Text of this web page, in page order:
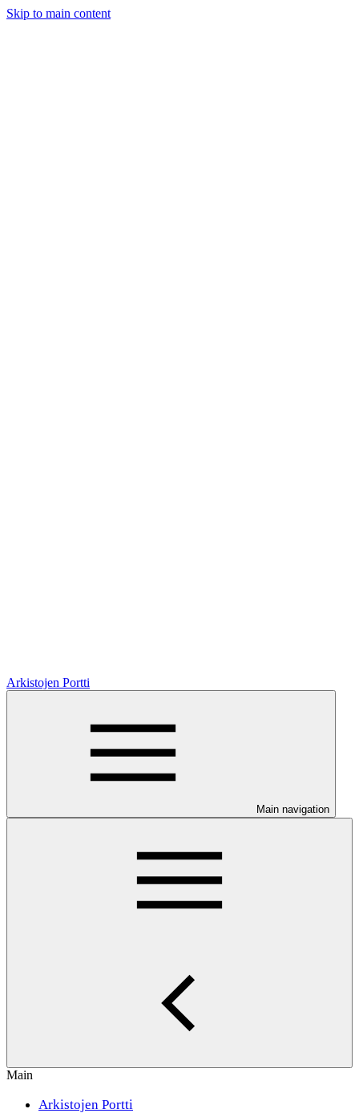
Skip to main content
Arkistojen Portti
Main navigation
Main
Arkistojen Portti